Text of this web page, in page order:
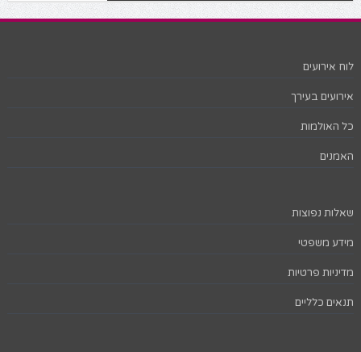
לוח אירועים
אירועים בעירך
כל האולמות
האמנים
שאלות נפוצות
מידע משפטי
מדיניות פרטיות
תנאים כלליים